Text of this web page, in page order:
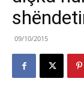
09/10/2015